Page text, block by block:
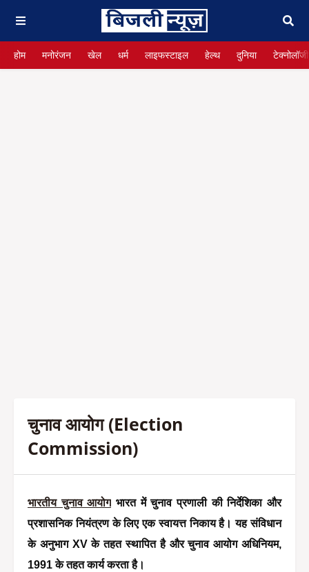
होम मनोरंजन खेल धर्म लाइफस्टाइल हेल्थ दुनिया टेक्नोलॉजी
चुनाव आयोग (Election
Commission)
भारतीय चुनाव आयोग भारत में चुनाव प्रणाली की निर्देशिका और
प्रशासनिक नियंत्रण के लिए एक स्वायत्त निकाय है। यह संविधान
के अनुभाग XV के तहत स्थापित है और चुनाव आयोग अधिनियम,
1991 के तहत कार्य करता है।